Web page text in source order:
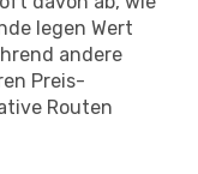
legen Wert
andere
Preis-
Routen